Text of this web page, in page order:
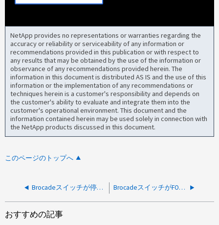
NetApp provides no representations or warranties regarding the
accuracy or reliability or serviceability of any information or
recommendations provided in this publication or with respect to
any results that may be obtained by the use of the information or
observance of any recommendations provided herein. The
information in this document is distributed AS IS and the use of this
information or the implementation of any recommendations or
techniques herein is a customer's responsibility and depends on
the customer's ability to evaluate and integrate them into the
customer's operational environment. This document and the
information contained herein may be used solely in connection with
the NetApp products discussed in this document.
このページのトップへ
Brocadeスイッチが停止してブートしない BrocadeスイッチがFOSでブートしていない
おすすめの記事